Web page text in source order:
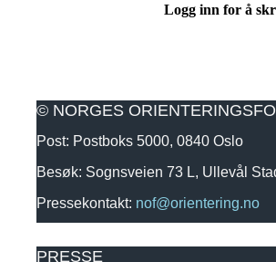
Logg inn for å
© NORGES
Post: Postboks 5000, 0840 Oslo
Besøk: Sognsveien 73 L, Ullevål
Pressekontakt: nof@orientering.no
PRESSE